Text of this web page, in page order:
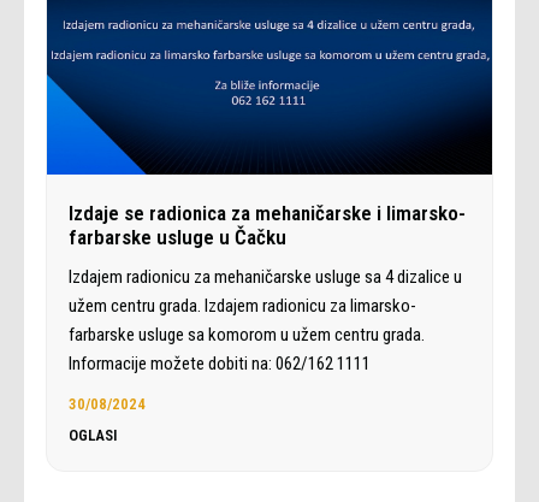
Izdaje se radionica za mehaničarske i limarsko-
farbarske usluge u Čačku
Izdajem radionicu za mehaničarske usluge sa 4 dizalice u
užem centru grada. Izdajem radionicu za limarsko-
farbarske usluge sa komorom u užem centru grada.
Informacije možete dobiti na: 062/162 1111
30/08/2024
OGLASI